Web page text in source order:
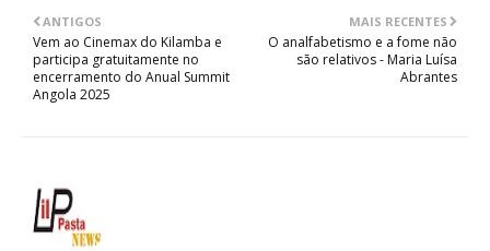
MAIS RECENTES
O analfabetismo e a fome não
são relativos - Maria Luísa
Abrantes
ANTIGOS
Vem ao Cinemax do Kilamba e
participa gratuitamente no
encerramento do Anual Summit
Angola 2025